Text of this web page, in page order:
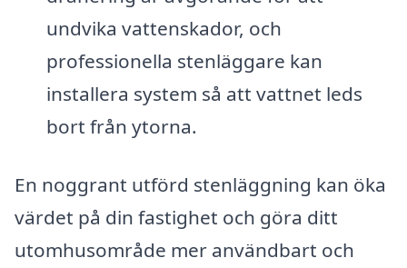
undvika vattenskador, och
professionella stenläggare kan
installera system så att vattnet leds
bort från ytorna.
En noggrant utförd stenläggning kan öka
värdet på din fastighet och göra ditt
utomhusområde mer användbart och